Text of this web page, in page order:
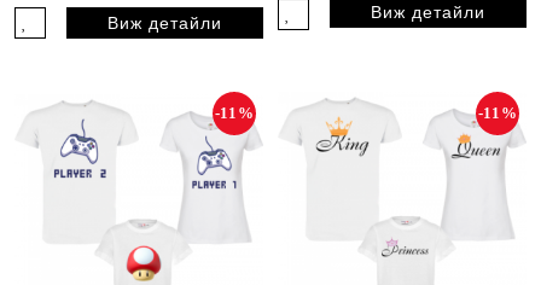
Виж детайли
Виж детайли
-11% -11%